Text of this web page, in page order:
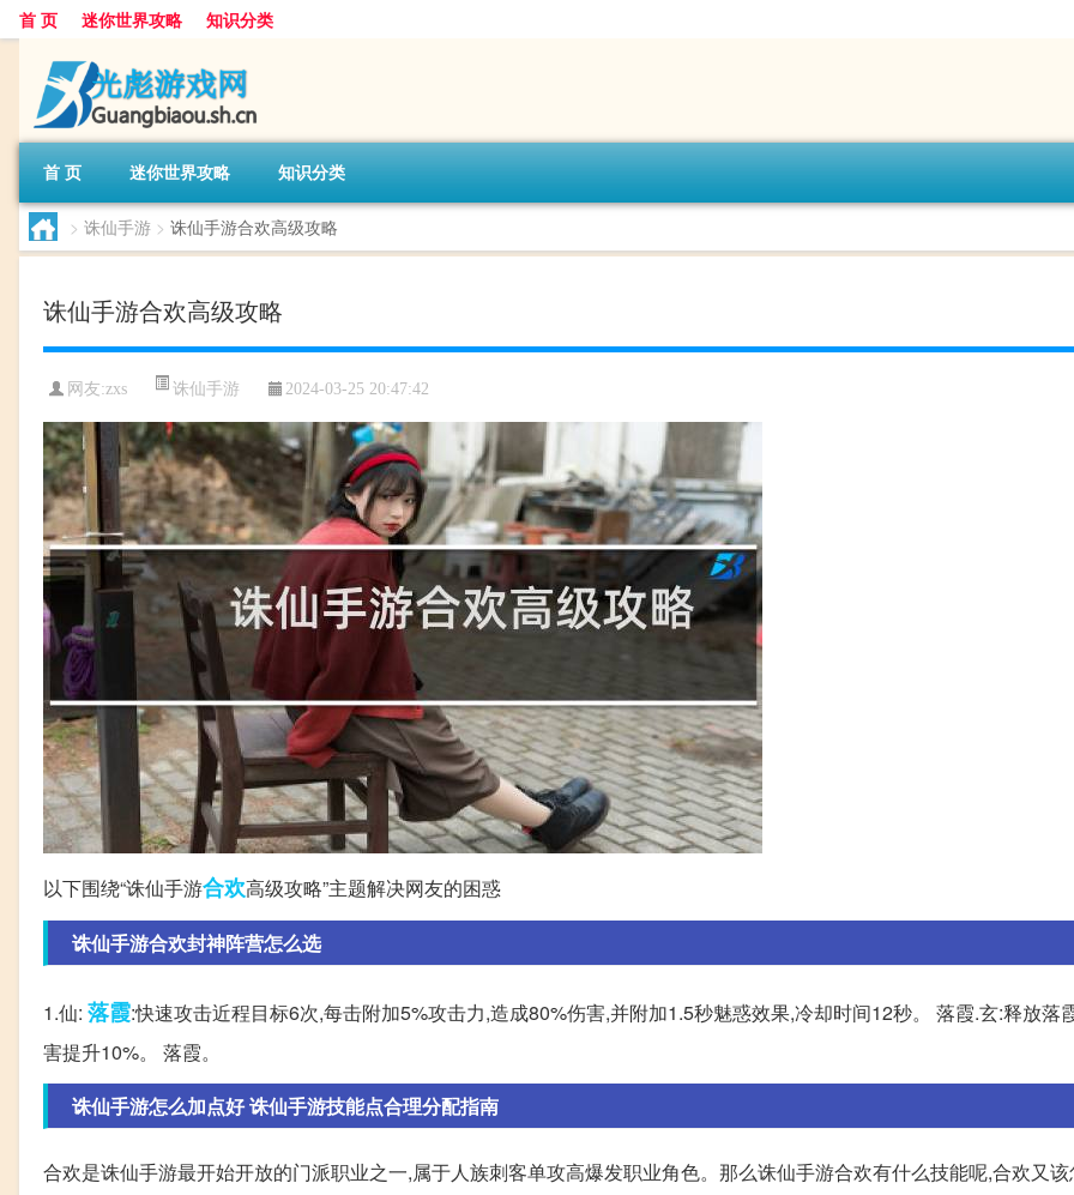
首 页 迷你世界攻略 知识分类
首 页 迷你世界攻略 知识分类
> 诛仙手游 > 诛仙手游合欢高级攻略
诛仙手游合欢高级攻略
网友:zxs 诛仙手游 2024-03-25 20:47:42
以下围绕“诛仙手游合欢高级攻略”主题解决网友的困惑
诛仙手游合欢封神阵营怎么选
1.仙: 落霞:快速攻击近程目标6次,每击附加5%攻击力,造成80%伤害,并附加1.5秒魅惑效果,冷却时间12秒。 落霞.玄:释放落
害提升10%。 落霞。
诛仙手游怎么加点好 诛仙手游技能点合理分配指南
合欢是诛仙手游最开始开放的门派职业之一,属于人族刺客单攻高爆发职业角色。那么诛仙手游合欢有什么技能呢,合欢又